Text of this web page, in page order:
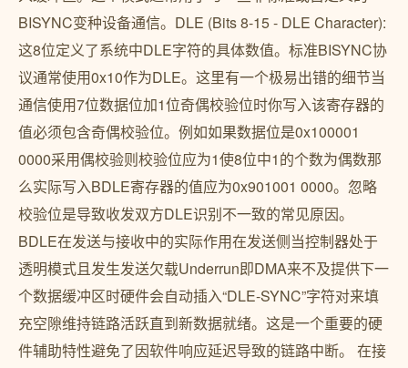
BISYNC变种设备通信。DLE (Bits 8-15 - DLE Character):
这8位定义了系统中DLE字符的具体数值。标准BISYNC协
议通常使用0x10作为DLE。这里有一个极易出错的细节当
通信使用7位数据位加1位奇偶校验位时你写入该寄存器的
值必须包含奇偶校验位。例如如果数据位是0x100001
0000采用偶校验则校验位应为1使8位中1的个数为偶数那
么实际写入BDLE寄存器的值应为0x901001 0000。忽略
校验位是导致收发双方DLE识别不一致的常见原因。
BDLE在发送与接收中的实际作用在发送侧当控制器处于
透明模式且发生发送欠载Underrun即DMA来不及提供下一
个数据缓冲区时硬件会自动插入“DLE-SYNC”字符对来填
充空隙维持链路活跃直到新数据就绪。这是一个重要的硬
件辅助特性避免了因软件响应延迟导致的链路中断。 在接